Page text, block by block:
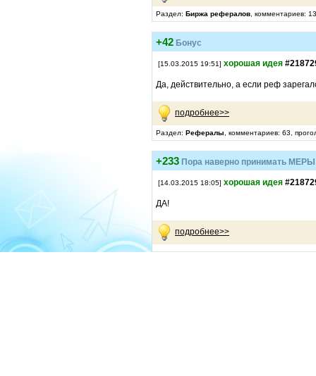
Раздел: Биржа рефералов , комментариев:
+42 Бонус
[15.03.2015 19:51] хорошая идея
Да, действительно, а если реф
подробнее>>
Раздел: Рефералы , комментариев: 63,
+233 Пора наверно принимать
[14.03.2015 18:05] хорошая идея
ДА!
подробнее>>